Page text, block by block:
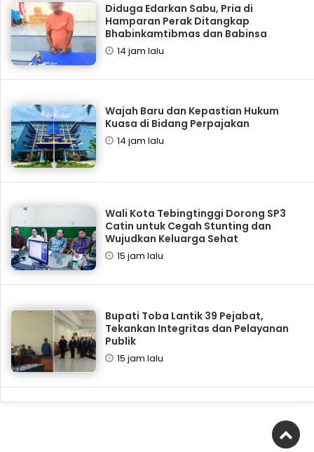
Diduga Edarkan Sabu, Pria di
Hamparan Perak Ditangkap
Bhabinkamtibmas dan Babinsa
14 jam lalu
Wajah Baru dan Kepastian Hukum
Kuasa di Bidang Perpajakan
14 jam lalu
Wali Kota Tebingtinggi Dorong SP3
Catin untuk Cegah Stunting dan
Wujudkan Keluarga Sehat
15 jam lalu
Bupati Toba Lantik 39 Pejabat,
Tekankan Integritas dan Pelayanan
Publik
15 jam lalu